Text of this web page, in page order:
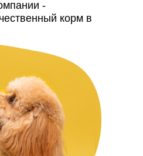
-
корм в